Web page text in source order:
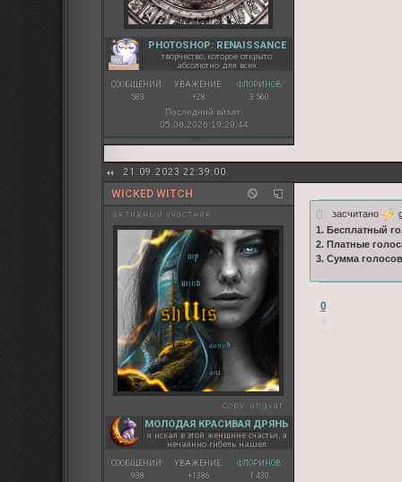
PHOTOSHOP: RENAISSANCE
творчество, которое открыто
абсолютно для всех
СООБЩЕНИЙ:
583
УВАЖЕНИЕ:
+28
ФЛОРИНОВ:
3 560
Последний визит:
05.08.2026 19:29:44
21.09.2023 22:39:00
WICKED WITCH
активный участник
copy: angvar
МОЛОДАЯ КРАСИВАЯ ДРЯНЬ
я искал в этой женщине счастья, а
нечаянно гибель нашел
СООБЩЕНИЙ:
938
УВАЖЕНИЕ:
+1386
ФЛОРИНОВ:
1 430
засчитано
1. Бесплатный
2. Платные
3. Сумма
0